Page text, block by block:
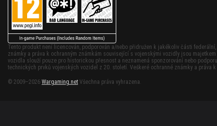
Tento produkt není licencován, podporován a/nebo přidružen k jakékoliv části
známky a práva k ochranným známkám související s vojenskými vozidly jsou
vozidla slouží pouze pro historickou přesnost a neznamená sponzorování nebo
technických prvků vojenských vozidel z 20. století. Veškeré ochranné známky a
© 2009–2026 Wargaming.net Všechna práva vyhrazena.